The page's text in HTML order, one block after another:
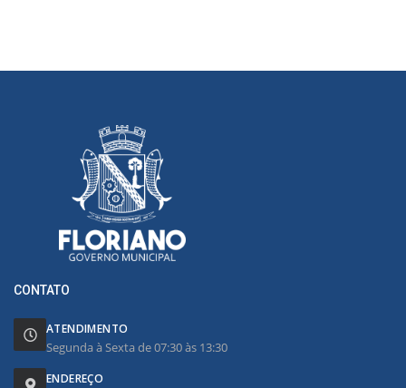
CONTATO
ATENDIMENTO
Segunda à Sexta de 07:30 às 13:30
ENDEREÇO